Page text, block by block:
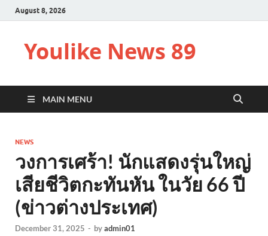
August 8, 2026
Youlike News 89
MAIN MENU
NEWS
วงการเศร้า! นักแสดงรุ่นใหญ่
เสียชีวิตกะทันหัน ในวัย 66 ปี
(ข่าวต่างประเทศ)
December 31, 2025 - byadmin01